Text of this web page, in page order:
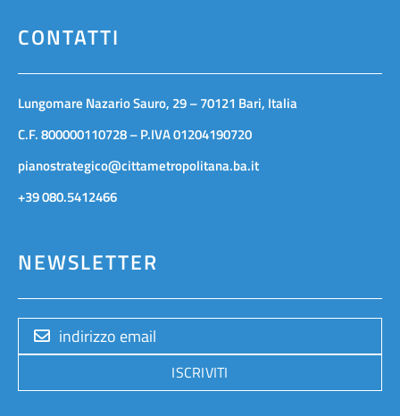
CONTATTI
Lungomare Nazario Sauro, 29 – 70121 Bari, Italia
C.F. 800000110728 – P.IVA 01204190720
pianostrategico@cittametropolitana.ba.it
+39 080.5412466
NEWSLETTER
ISCRIVITI